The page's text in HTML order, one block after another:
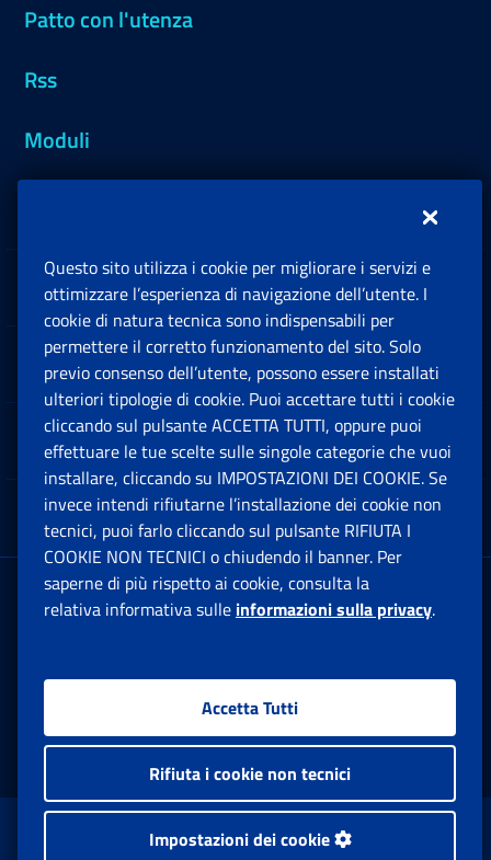
Patto con l'utenza
Rss
Moduli
Sedi e Contatti
Software
Note Legali
App mobile
Sede Legale : Via Ciro il Grande, 21
00144 Roma
Facebook: Apre una nuova finestra
Twitter: Apre una nuova finestra
Whatsapp: Apre una nuova
Youtube: Apre una
Instagram:
www.inps.gov.it © 1997-2026
Questo sito utilizza i cookie per migliorare i servizi e
ottimizzare l’esperienza di navigazione dell’utente. I
cookie di natura tecnica sono indispensabili per
permettere il corretto funzionamento del sito. Solo
previo consenso dell’utente, possono essere installati
ulteriori tipologie di cookie. Puoi accettare tutti i cookie
cliccando sul pulsante ACCETTA TUTTI, oppure puoi
effettuare le tue scelte sulle singole categorie che vuoi
installare, cliccando su IMPOSTAZIONI DEI COOKIE. Se
invece intendi rifiutarne l’installazione dei cookie non
tecnici, puoi farlo cliccando sul pulsante RIFIUTA I
COOKIE NON TECNICI o chiudendo il banner. Per
saperne di più rispetto ai cookie, consulta la
relativa informativa sulle informazioni sulla privacy.
Accetta Tutti
Rifiuta i cookie non tecnici
Impostazioni dei cookie